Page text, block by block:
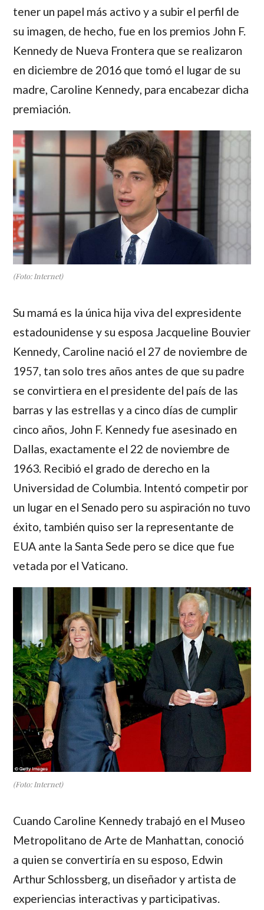
tener un papel más activo y a subir el perfil de
su imagen, de hecho, fue en los premios John F.
Kennedy de Nueva Frontera que se realizaron
en diciembre de 2016 que tomó el lugar de su
madre, Caroline Kennedy, para encabezar dicha
premiación.
(Foto: Internet)
Su mamá es la única hija viva del expresidente
estadounidense y su esposa Jacqueline Bouvier
Kennedy, Caroline nació el 27 de noviembre de
1957, tan solo tres años antes de que su padre
se convirtiera en el presidente del país de las
barras y las estrellas y a cinco días de cumplir
cinco años, John F. Kennedy fue asesinado en
Dallas, exactamente el 22 de noviembre de
1963. Recibió el grado de derecho en la
Universidad de Columbia. Intentó competir por
un lugar en el Senado pero su aspiración no tuvo
éxito, también quiso ser la representante de
EUA ante la Santa Sede pero se dice que fue
vetada por el Vaticano.
(Foto: Internet)
Cuando Caroline Kennedy trabajó en el Museo
Metropolitano de Arte de Manhattan, conoció
a quien se convertiría en su esposo, Edwin
Arthur Schlossberg, un diseñador y artista de
experiencias interactivas y participativas.